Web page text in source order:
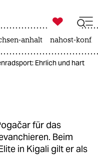

taz zahl ich
anhalt nahost-
Ehrlich und hart
für das
Beim
in Kigali gilt er als